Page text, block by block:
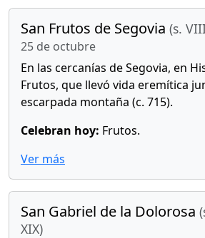
San Frutos de Segovia (s.
25 de octubre
En las cercanías de Segovia, en
Frutos, que llevó vida eremítica
escarpada montaña (c. 715).
Celebran hoy: Frutos.
Ver más
San Gabriel de la Dolorosa
XIX)